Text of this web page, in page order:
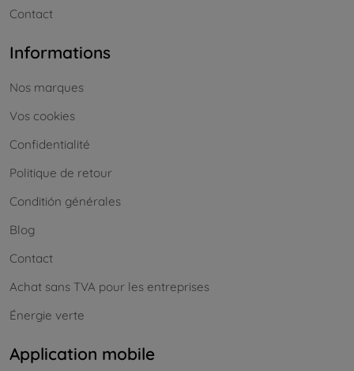
Contact
Informations
Nos marques
Vos cookies
Confidentialité
Politique de retour
Conditión générales
Blog
Contact
Achat sans TVA pour les entreprises
Énergie verte
Application mobile